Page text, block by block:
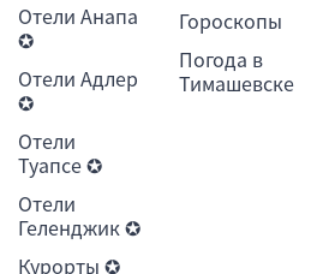
Отели Анапа
✪
Отели Адлер
✪
Отели
Туапсе ✪
Отели
Геленджик ✪
Курорты ✪
Гороскопы
Погода в
Тимашевске